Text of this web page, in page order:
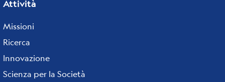
Attività
Missioni
Ricerca
Innovazione
Scienza per la Società